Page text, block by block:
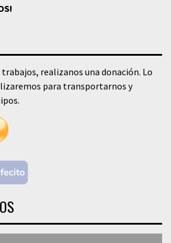
realizanos una donación. Lo
para transportarnos y